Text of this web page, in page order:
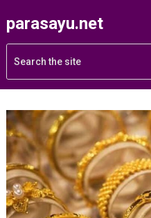
parasayu.net